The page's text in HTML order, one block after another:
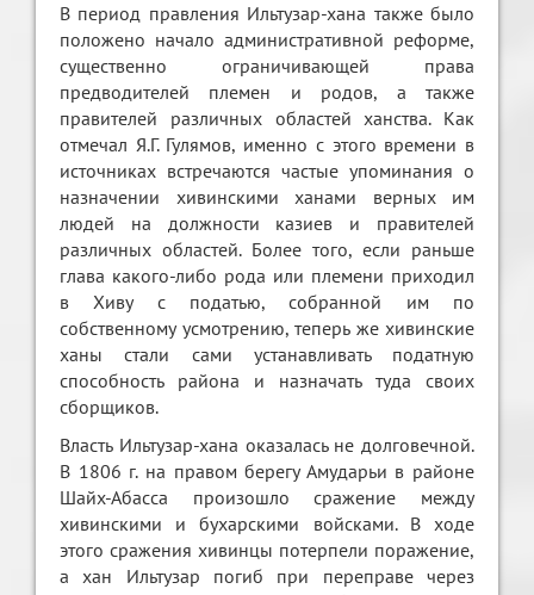
В период правления Ильтузар-хана также было
положено начало административной реформе,
существенно ограничивающей права
предводителей племен и родов, а также
правителей различных областей ханства. Как
отмечал Я.Г. Гулямов, именно с этого времени в
источниках встречаются частые упоминания о
назначении хивинскими ханами верных им
людей на должности казиев и правителей
различных областей. Более того, если раньше
глава какого-либо рода или племени приходил
в Хиву с податью, собранной им по
собственному усмотрению, теперь же хивинские
ханы стали сами устанавливать податную
способность района и назначать туда своих
сборщиков.
Власть Ильтузар-хана оказалась не долговечной.
В 1806 г. на правом берегу Амударьи в районе
Шайх-Абасса произошло сражение между
хивинскими и бухарскими войсками. В ходе
этого сражения хивинцы потерпели поражение,
а хан Ильтузар погиб при переправе через